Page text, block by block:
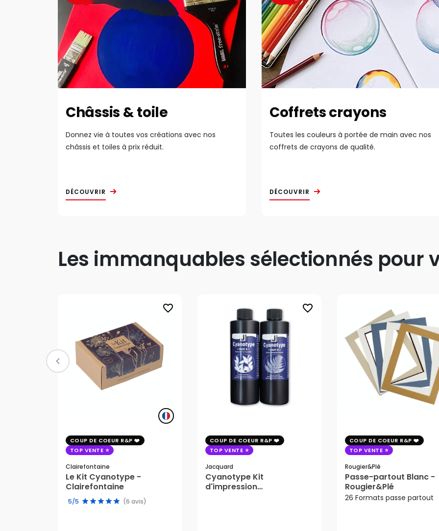
Châssis & toile
Donnez vie à toutes vos créations avec nos
châssis et toiles à prix réduit.
DÉCOUVRIR
Coffrets crayons
Toutes les couleurs à portée de main avec nos
coffrets de crayons de qualité.
DÉCOUVRIR
Les immanquables sélectionnés pour
favorite_border
COUP DE COEUR R&P
TOP VENTE
Clairefontaine
Le Kit Cyanotype -
Clairefontaine
5/5 (6 avis)
favorite_border
COUP DE COEUR R&P
TOP VENTE
Jacquard
Cyanotype Kit
d'impression
COUP DE COEUR R&P
TOP VENTE
Rougier&plé
Passe-partout Blanc -
Rougier&Plé
26 Formats passe partout
2,85 €